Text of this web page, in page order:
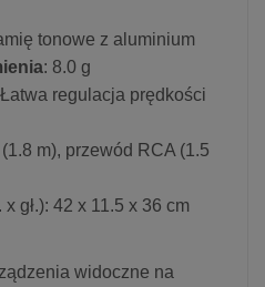
tonowe z aluminium
: 8.0 g
regulacja prędkości
m), przewód RCA (1.5
x gł.): 42 x 11.5 x 36 cm
widoczne na